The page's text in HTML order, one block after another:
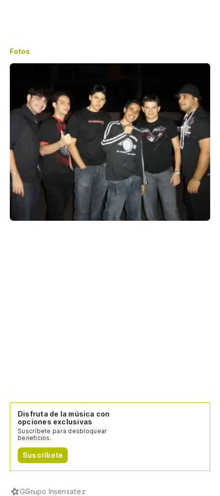
Fotos
Disfruta de la música con
opciones exclusivas
Suscríbete para desbloquear
beneficios.
Suscríbete
GGrupo Insensatez